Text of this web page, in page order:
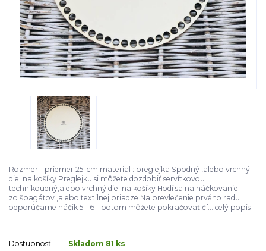
Rozmer - priemer 25 cm material : preglejka Spodný ,alebo vrchný
diel na košíky Preglejku si môžete dozdobiť servítkovou
technikoudný,alebo vrchný diel na košíky Hodí sa na háčkovanie
zo špagátov ,alebo textilnej priadze Na prevlečenie prvého radu
odporúčame háčik 5 - 6 - potom môžete pokračovať čí... celý popis
Dostupnosť Skladom 81 ks